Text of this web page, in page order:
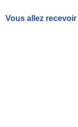
Vous allez recevoir